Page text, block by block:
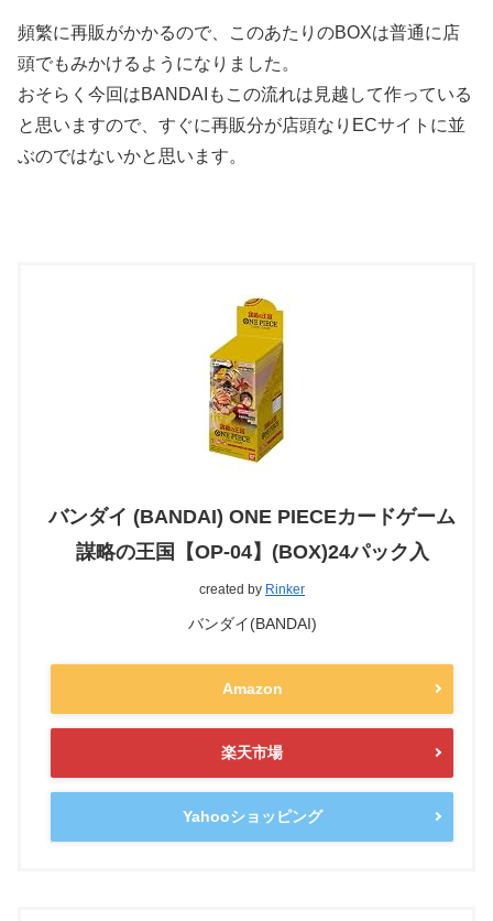
頻繁に再販がかかるので、このあたりのBOXは普通に店
頭でもみかけるようになりました。
おそらく今回はBANDAIもこの流れは見越して作っている
と思いますので、すぐに再販分が店頭なりECサイトに並
ぶのではないかと思います。
バンダイ (BANDAI) ONE PIECEカードゲーム
謀略の王国【OP-04】(BOX)24パック入
created by Rinker
バンダイ(BANDAI)
Amazon
楽天市場
Yahooショッピング